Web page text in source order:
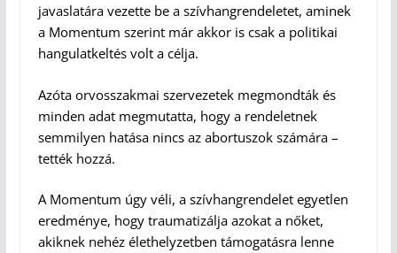
javaslatára vezette be a szívhangrendeletet, aminek
a Momentum szerint már akkor is csak a politikai
hangulatkeltés volt a célja.
Azóta orvosszakmai szervezetek megmondták és
minden adat megmutatta, hogy a rendeletnek
semmilyen hatása nincs az abortuszok számára –
tették hozzá.
A Momentum úgy véli, a szívhangrendelet egyetlen
eredménye, hogy traumatizálja azokat a nőket,
akiknek nehéz élethelyzetben támogatásra lenne